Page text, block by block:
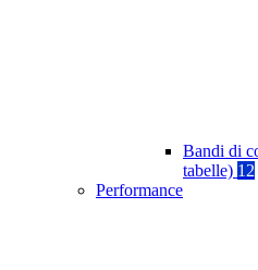
Bandi di
tabelle) 12
Performance